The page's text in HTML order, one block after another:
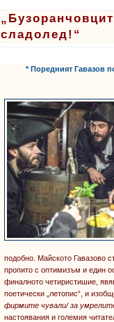
сладолед!“
* Поредният Гавазов
подобно. Майското Гавазово
пропито с оптимизъм и един
финалното четиристишие,
поетически „летопис“, и
фирмите чували/ за
настоявания и големия